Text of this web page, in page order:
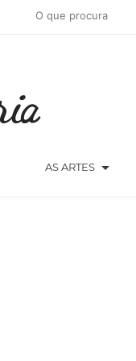
AS ARTES arrow_drop_down